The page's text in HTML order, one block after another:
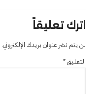
اترك تعليقاً
لن يتم نشر عنوان بريدك الإلكتروني.
التعليق*